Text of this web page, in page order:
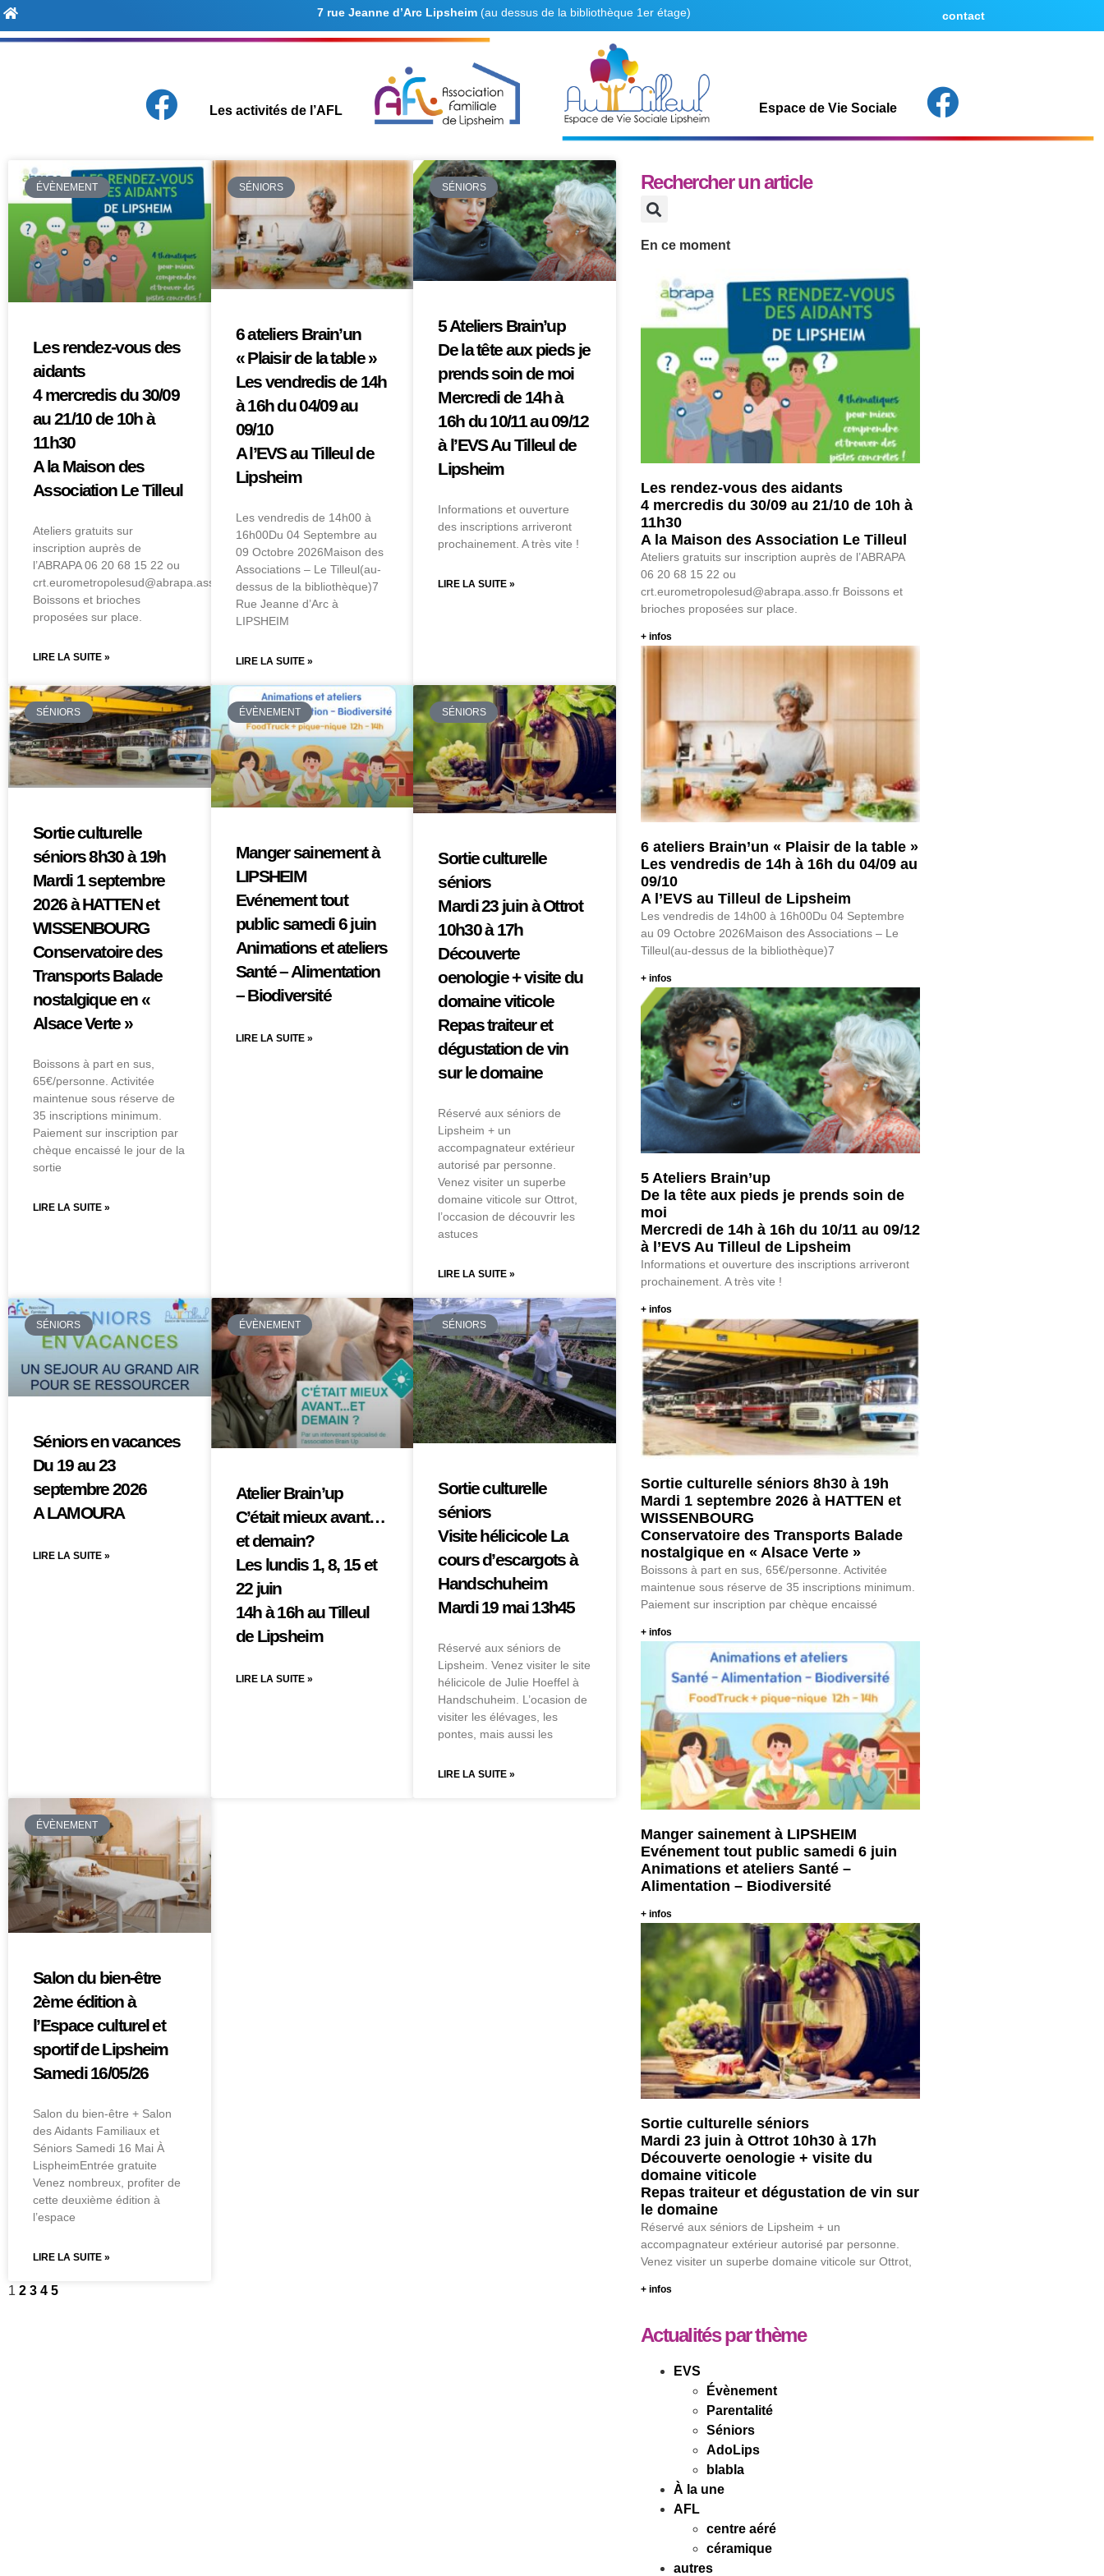
7 rue Jeanne d’Arc Lipsheim(au dessus de la bibliothèque 1er étage) contact
Les activités de l’AFL Espace de Vie Sociale
ÉVÈNEMENT
Les rendez-vous des
aidants
4 mercredis du 30/09
au 21/10 de 10h à
11h30
A la Maison des
Association Le Tilleul
Ateliers gratuits sur
inscription auprès de
l’ABRAPA 06 20 68 15 22 ou
crt.eurometropolesud@abrapa.asso.fr
Boissons et brioches
proposées sur place.
LIRE LA SUITE »
SÉNIORS
6 ateliers Brain’un
« Plaisir de la table »
Les vendredis de 14h
à 16h du 04/09 au
09/10
A l’EVS au Tilleul de
Lipsheim
Les vendredis de 14h00 à
16h00Du 04 Septembre au
09 Octobre 2026Maison des
Associations – Le Tilleul(au-
dessus de la bibliothèque)7
Rue Jeanne d’Arc à
LIPSHEIM
LIRE LA SUITE »
SÉNIORS
5 Ateliers Brain’up
De la tête aux pieds je
prends soin de moi
Mercredi de 14h à
16h du 10/11 au 09/12
à l’EVS Au Tilleul de
Lipsheim
Informations et ouverture
des inscriptions arriveront
prochainement. A très vite !
LIRE LA SUITE »
SÉNIORS
Sortie culturelle
séniors 8h30 à 19h
Mardi 1 septembre
2026 à HATTEN et
WISSENBOURG
Conservatoire des
Transports Balade
nostalgique en «
Alsace Verte »
Boissons à part en sus,
65€/personne. Activitée
maintenue sous réserve de
35 inscriptions minimum.
Paiement sur inscription par
chèque encaissé le jour de la
sortie
LIRE LA SUITE »
ÉVÈNEMENT
Manger sainement à
LIPSHEIM
Evénement tout
public samedi 6 juin
Animations et ateliers
Santé – Alimentation
– Biodiversité
LIRE LA SUITE »
SÉNIORS
Sortie culturelle
séniors
Mardi 23 juin à Ottrot
10h30 à 17h
Découverte
oenologie + visite du
domaine viticole
Repas traiteur et
dégustation de vin
sur le domaine
Réservé aux séniors de
Lipsheim + un
accompagnateur extérieur
autorisé par personne.
Venez visiter un superbe
domaine viticole sur Ottrot,
l’occasion de découvrir les
astuces
LIRE LA SUITE »
SÉNIORS
Séniors en vacances
Du 19 au 23
septembre 2026
A LAMOURA
LIRE LA SUITE »
ÉVÈNEMENT
Atelier Brain’up
C’était mieux avant…
et demain?
Les lundis 1, 8, 15 et
22 juin
14h à 16h au Tilleul
de Lipsheim
LIRE LA SUITE »
SÉNIORS
Sortie culturelle
séniors
Visite hélicicole La
cours d’escargots à
Handschuheim
Mardi 19 mai 13h45
Réservé aux séniors de
Lipsheim. Venez visiter le site
hélicicole de Julie Hoeffel à
Handschuheim. L’ocasion de
visiter les élévages, les
pontes, mais aussi les
LIRE LA SUITE »
ÉVÈNEMENT
Salon du bien-être
2ème édition à
l’Espace culturel et
sportif de Lipsheim
Samedi 16/05/26
Salon du bien-être + Salon
des Aidants Familiaux et
Séniors Samedi 16 Mai À
LispheimEntrée gratuite
Venez nombreux, profiter de
cette deuxième édition à
l’espace
LIRE LA SUITE »
1 2 3 4 5
Rechercher un article
En ce moment
Les rendez-vous des aidants
4 mercredis du 30/09 au 21/10 de 10h à
11h30
A la Maison des Association Le Tilleul
Ateliers gratuits sur inscription auprès de l’ABRAPA
06 20 68 15 22 ou
crt.eurometropolesud@abrapa.asso.fr Boissons et
brioches proposées sur place.
+ infos
6 ateliers Brain’un « Plaisir de la table »
Les vendredis de 14h à 16h du 04/09 au
09/10
A l’EVS au Tilleul de Lipsheim
Les vendredis de 14h00 à 16h00Du 04 Septembre
au 09 Octobre 2026Maison des Associations – Le
Tilleul(au-dessus de la bibliothèque)7
+ infos
5 Ateliers Brain’up
De la tête aux pieds je prends soin de
moi
Mercredi de 14h à 16h du 10/11 au 09/12
à l’EVS Au Tilleul de Lipsheim
Informations et ouverture des inscriptions arriveront
prochainement. A très vite !
+ infos
Sortie culturelle séniors 8h30 à 19h
Mardi 1 septembre 2026 à HATTEN et
WISSENBOURG
Conservatoire des Transports Balade
nostalgique en « Alsace Verte »
Boissons à part en sus, 65€/personne. Activitée
maintenue sous réserve de 35 inscriptions minimum.
Paiement sur inscription par chèque encaissé
+ infos
Manger sainement à LIPSHEIM
Evénement tout public samedi 6 juin
Animations et ateliers Santé –
Alimentation – Biodiversité
+ infos
Sortie culturelle séniors
Mardi 23 juin à Ottrot 10h30 à 17h
Découverte oenologie + visite du
domaine viticole
Repas traiteur et dégustation de vin sur
le domaine
Réservé aux séniors de Lipsheim + un
accompagnateur extérieur autorisé par personne.
Venez visiter un superbe domaine viticole sur Ottrot,
+ infos
Actualités par thème
EVS
Évènement
Parentalité
Séniors
AdoLips
blabla
À la une
AFL
centre aéré
céramique
autres